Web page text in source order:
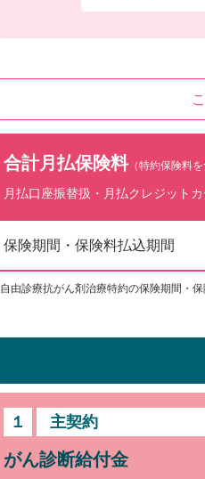
合計月払保険料（特約保険料を
月払口座振替扱・月払クレジット
保険期間・保険料払込期間
自由診療抗がん剤治療特約の保険期間・保
主契約
がん診断給付金